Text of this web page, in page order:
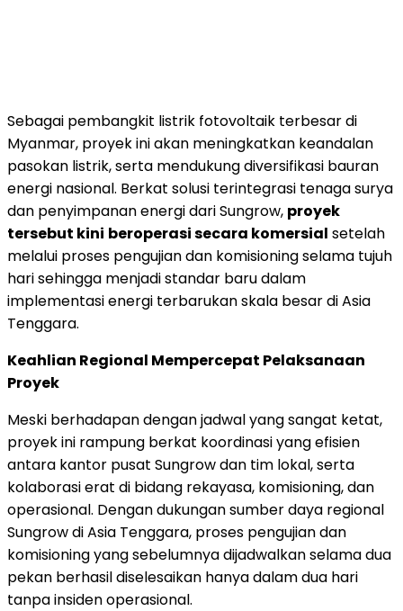
Sebagai pembangkit listrik fotovoltaik terbesar di
Myanmar, proyek ini akan meningkatkan keandalan
pasokan listrik, serta mendukung diversifikasi bauran
energi nasional. Berkat solusi terintegrasi tenaga surya
dan penyimpanan energi dari Sungrow, proyek
tersebut kini beroperasi secara komersial setelah
melalui proses pengujian dan komisioning selama tujuh
hari sehingga menjadi standar baru dalam
implementasi energi terbarukan skala besar di Asia
Tenggara.
Keahlian Regional Mempercepat Pelaksanaan
Proyek
Meski berhadapan dengan jadwal yang sangat ketat,
proyek ini rampung berkat koordinasi yang efisien
antara kantor pusat Sungrow dan tim lokal, serta
kolaborasi erat di bidang rekayasa, komisioning, dan
operasional. Dengan dukungan sumber daya regional
Sungrow di Asia Tenggara, proses pengujian dan
komisioning yang sebelumnya dijadwalkan selama dua
pekan berhasil diselesaikan hanya dalam dua hari
tanpa insiden operasional.